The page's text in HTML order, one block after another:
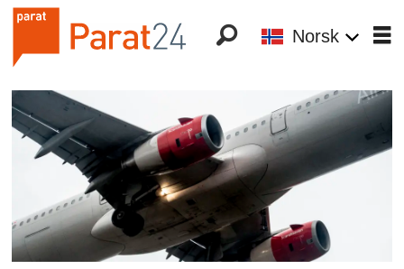
Norsk
Tag:
parat
luftfart